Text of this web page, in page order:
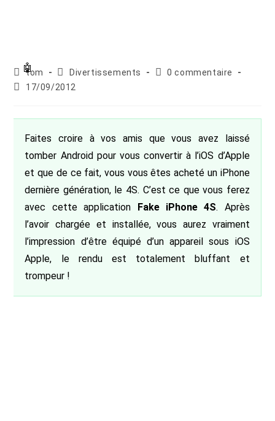
Auteur/autrice
de
tom
Post
category:
Divertissements
Commentaires
0 commentaire
Publication
17/09/2012
Faites croire à vos amis que vous avez laissé
tomber Android pour vous convertir à l’iOS d’Apple
et que de ce fait, vous vous êtes acheté un iPhone
dernière génération, le 4S. C’est ce que vous ferez
avec cette application Fake iPhone 4S. Après
l’avoir chargée et installée, vous aurez vraiment
l’impression d’être équipé d’un appareil sous iOS
Apple, le rendu est totalement bluffant et
trompeur !